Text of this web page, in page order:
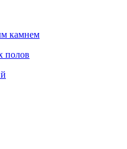
камнем
полов